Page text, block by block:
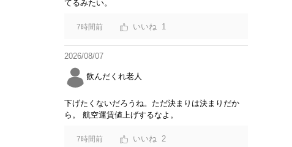
てるみたい。
7時間前 1
2026/08/07
飲んだくれ老人
下げたくないだろうね。ただ決まりは決まりだか
ら。 航空運賃値上げするなよ。
7時間前 2